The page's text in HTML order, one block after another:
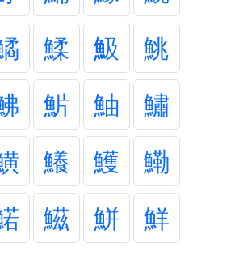
鰇 魥
鮡
魸 鮋
鱐
鱶 鱯
鰳
鰦 鮩
鮮